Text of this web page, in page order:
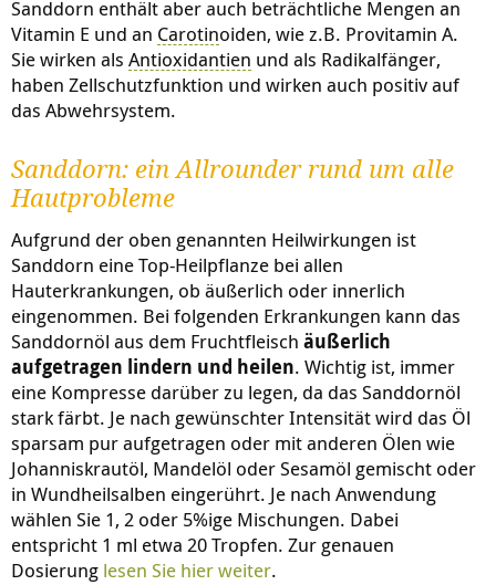
Sanddorn enthält aber auch beträchtliche Mengen an
Vitamin E und an Carotinoiden, wie z.B. Provitamin A.
Sie wirken als Antioxidantien und als Radikalfänger,
haben Zellschutzfunktion und wirken auch positiv auf
das Abwehrsystem.
Sanddorn: ein Allrounder rund um alle
Hautprobleme
Aufgrund der oben genannten Heilwirkungen ist
Sanddorn eine Top-Heilpflanze bei allen
Hauterkrankungen, ob äußerlich oder innerlich
eingenommen. Bei folgenden Erkrankungen kann das
Sanddornöl aus dem Fruchtfleisch äußerlich
aufgetragen lindern und heilen. Wichtig ist, immer
eine Kompresse darüber zu legen, da das Sanddornöl
stark färbt. Je nach gewünschter Intensität wird das Öl
sparsam pur aufgetragen oder mit anderen Ölen wie
Johanniskrautöl, Mandelöl oder Sesamöl gemischt oder
in Wundheilsalben eingerührt. Je nach Anwendung
wählen Sie 1, 2 oder 5%ige Mischungen. Dabei
entspricht 1 ml etwa 20 Tropfen. Zur genauen
Dosierung lesen Sie hier weiter.